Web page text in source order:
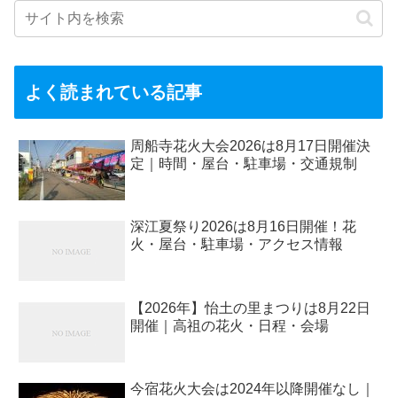
よく読まれている記事
周船寺花火大会2026は8月17日開催決
定｜時間・屋台・駐車場・交通規制
深江夏祭り2026は8月16日開催！花
火・屋台・駐車場・アクセス情報
【2026年】怡土の里まつりは8月22日
開催｜高祖の花火・日程・会場
今宿花火大会は2024年以降開催なし｜